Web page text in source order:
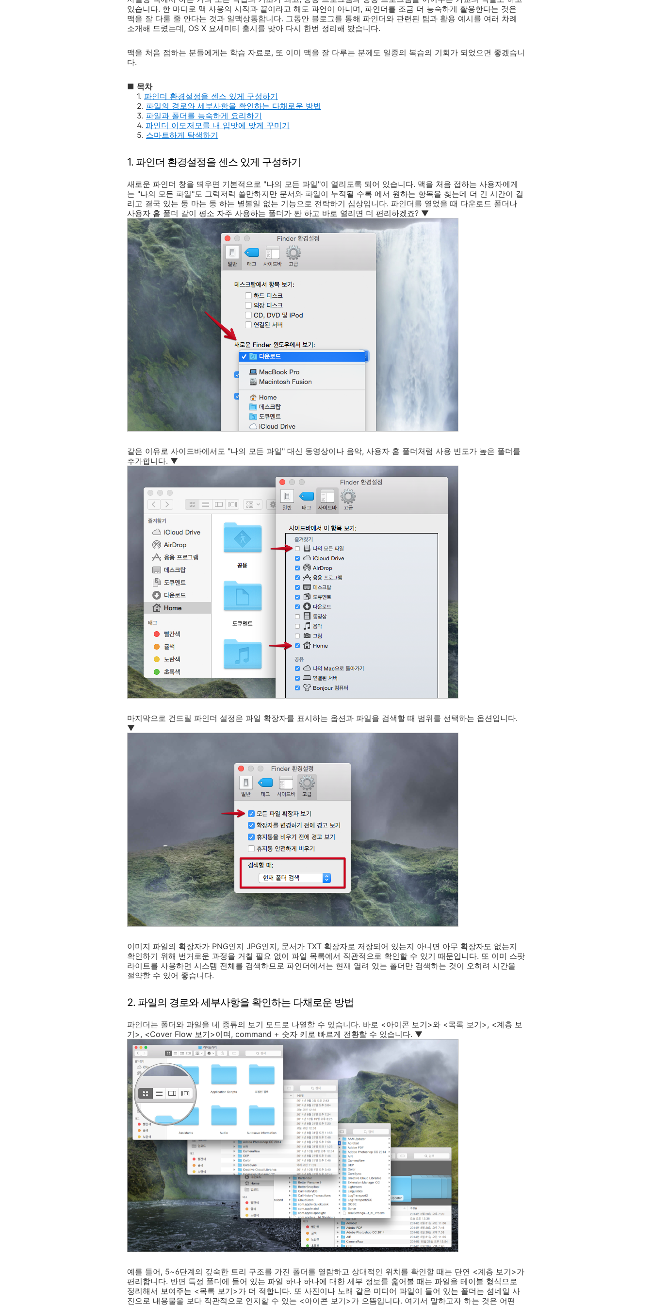
있습니다. 한 마디로 맥 사용의 시작과 끝이라고 해도 과언이 아니며, 파인더를 조금 더 능숙하게 활용한다는 것은
맥을 잘 다룰 줄 안다는 것과 일맥상통합니다. 그동안 블로그를 통해 파인더와 관련된 팁과 활용 예시를 여러 차례
소개해 드렸는데, OS X 요세미티 출시를 맞아 다시 한번 정리해 봤습니다.
맥을 처음 접하는 분들에게는 학습 자료로, 또 이미 맥을 잘 다루는 분께도 일종의 복습의 기회가 되었으면 좋겠습니
다.
■ 목차
1. 파인더 환경설정을 센스 있게 구성하기
2. 파일의 경로와 세부사항을 확인하는 다채로운 방법
3. 파일과 폴더를 능숙하게 요리하기
4. 파인더 이모저모를 내 입맛에 맞게 꾸미기
5. 스마트하게 탐색하기
1. 파인더 환경설정을 센스 있게 구성하기
새로운 파인더 창을 띄우면 기본적으로 "나의 모든 파일"이 열리도록 되어 있습니다. 맥을 처음 접하는 사용자에게
는 "나의 모든 파일"도 그럭저럭 쓸만하지만 문서와 파일이 누적될 수록 에서 원하는 항목을 찾는데 더 긴 시간이 걸
리고 결국 있는 둥 마는 둥 하는 별볼일 없는 기능으로 전락하기 십상입니다. 파인더를 열었을 때 다운로드 폴더나
사용자 홈 폴더 같이 평소 자주 사용하는 폴더가 짠 하고 바로 열리면 더 편리하겠죠? ▼
같은 이유로 사이드바에서도 "나의 모든 파일" 대신 동영상이나 음악, 사용자 홈 폴더처럼 사용 빈도가 높은 폴더를
추가합니다. ▼
마지막으로 건드릴 파인더 설정은 파일 확장자를 표시하는 옵션과 파일을 검색할 때 범위를 선택하는 옵션입니다.
▼
이미지 파일의 확장자가 PNG인지 JPG인지, 문서가 TXT 확장자로 저장되어 있는지 아니면 아무 확장자도 없는지
확인하기 위해 번거로운 과정을 거칠 필요 없이 파일 목록에서 직관적으로 확인할 수 있기 때문입니다. 또 이미 스팟
라이트를 사용하면 시스템 전체를 검색하므로 파인더에서는 현재 열려 있는 폴더만 검색하는 것이 오히려 시간을
절약할 수 있어 좋습니다.
2. 파일의 경로와 세부사항을 확인하는 다채로운 방법
파인더는 폴더와 파일을 네 종류의 보기 모드로 나열할 수 있습니다. 바로 <아이콘 보기>와 <목록 보기>, <계층 보
기>, <Cover Flow 보기>이며, command + 숫자 키로 빠르게 전환할 수 있습니다. ▼
예를 들어, 5~6단계의 깊숙한 트리 구조를 가진 폴더를 열람하고 상대적인 위치를 확인할 때는 단연 <계층 보기>가
편리합니다. 반면 특정 폴더에 들어 있는 파일 하나 하나에 대한 세부 정보를 훑어볼 때는 파일을 테이블 형식으로
정리해서 보여주는 <목록 보기>가 더 적합니다. 또 사진이나 노래 같은 미디어 파일이 들어 있는 폴더는 섬네일 사
진으로 내용물을 보다 직관적으로 인지할 수 있는 <아이콘 보기>가 으뜸입니다. 여기서 말하고자 하는 것은 어떤